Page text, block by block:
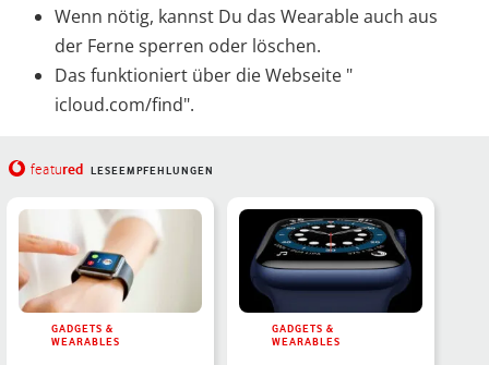
Wenn nötig, kannst Du das Wearable auch aus
der Ferne sperren oder löschen.
Das funktioniert über die Webseite "
icloud.com/find".
featured LESEEMPFEHLUNGEN
GADGETS &
WEARABLES
GADGETS &
WEARABLES